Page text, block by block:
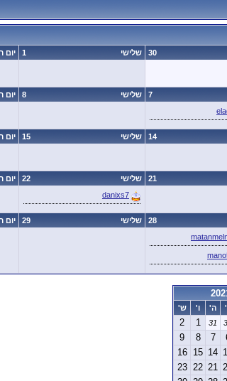
30
1 שלישי יום
7
8 שלישי יום
14
15 שלישי יום
21
22
שלישי
danixs7
יום
28
29 שלישי יום
ה' ו'
ש'
31
1
2
7
8
9
14
15
16
21
22
23